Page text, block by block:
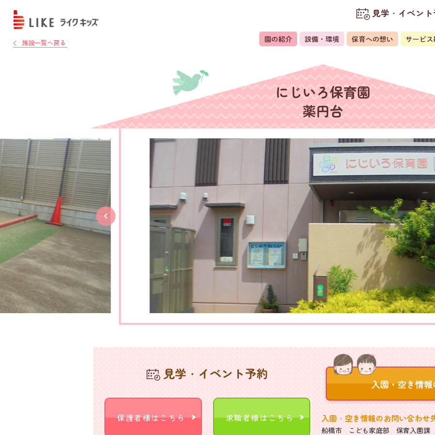
施設一覧へ戻る
見学・イベン
にじいろ保育園
薬円台
見学・イベント予約
保護者様はこちら 求職者様はこちら 入園・空き情報のお問い合わせ
船橋市 こども家庭部 保育入園課